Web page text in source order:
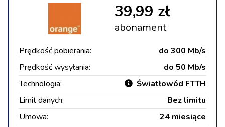
39,99 zł
abonament
Prędkość pobierania:
do 300 Mb/s
Prędkość wysyłania:
do 50 Mb/s
Technologia:
Światłowód FTTH
Limit danych:
Bez limitu
Umowa:
24 miesiące